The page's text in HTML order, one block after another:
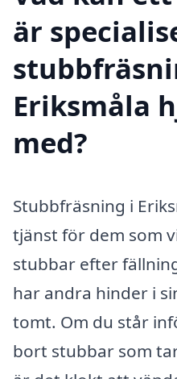
är
Eriksmåla
med?
Stubbfräsning i
tjänst för dem som
stubbar efter
har andra hinder i
tomt. Om du står
bort stubbar som